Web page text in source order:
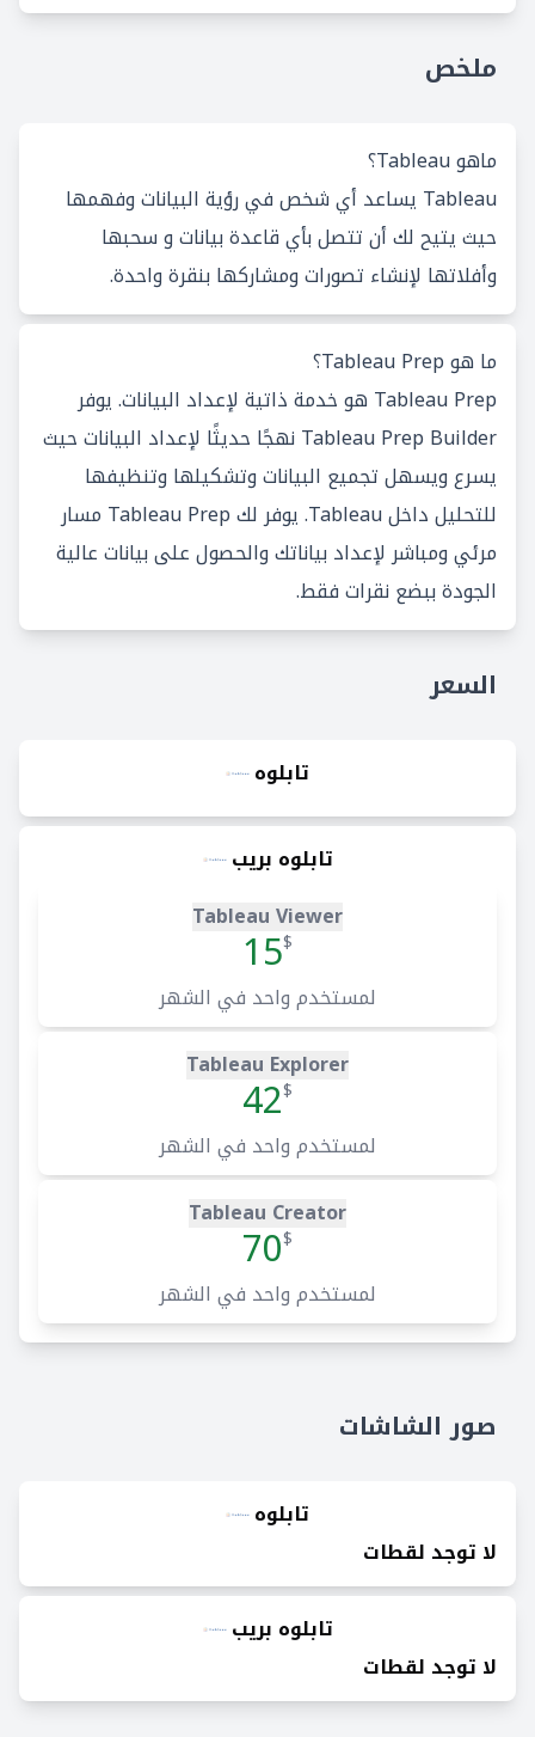
ملخص
ماهو Tableau؟
Tableau يساعد أي شخص في رؤية البيانات وفهمها
حيث يتيح لك أن تتصل بأي قاعدة بيانات و سحبها
وأفلاتها لإنشاء تصورات ومشاركها بنقرة واحدة.
ما هو Tableau Prep؟
Tableau Prep هو خدمة ذاتية لإعداد البيانات. يوفر
Tableau Prep Builder نهجًا حديثًا لإعداد البيانات حيث
يسرع ويسهل تجميع البيانات وتشكيلها وتنظيفها
للتحليل داخل Tableau. يوفر لك Tableau Prep مسار
مرئي ومباشر لإعداد بياناتك والحصول على بيانات عالية
الجودة ببضع نقرات فقط.
السعر
تابلوه
تابلوه بريب
Tableau Viewer
$
15
لمستخدم واحد في الشهر
Tableau Explorer
$
42
لمستخدم واحد في الشهر
Tableau Creator
$
70
لمستخدم واحد في الشهر
صور الشاشات
تابلوه
لا توجد لقطات
تابلوه بريب
لا توجد لقطات